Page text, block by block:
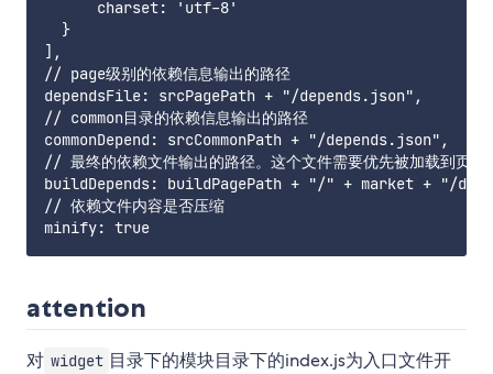
      charset: 'utf-8'
  }
],
// page级别的依赖信息输出的路径
dependsFile: srcPagePath + "/depends.json",
// common目录的依赖信息输出的路径
commonDepend: srcCommonPath + "/depends.json",
// 最终的依赖文件输出的路径。这个文件需要优先被加载到页面
buildDepends: buildPagePath + "/" + market + "/
// 依赖文件内容是否压缩
attention
对 widget 目录下的模块目录下的index.js为入口文件开